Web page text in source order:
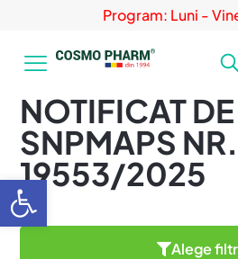
Program: Luni -
NOTIFICAT DE
SNPMAPS NR.
19553/2025
Alege
Deschide bara de unelte